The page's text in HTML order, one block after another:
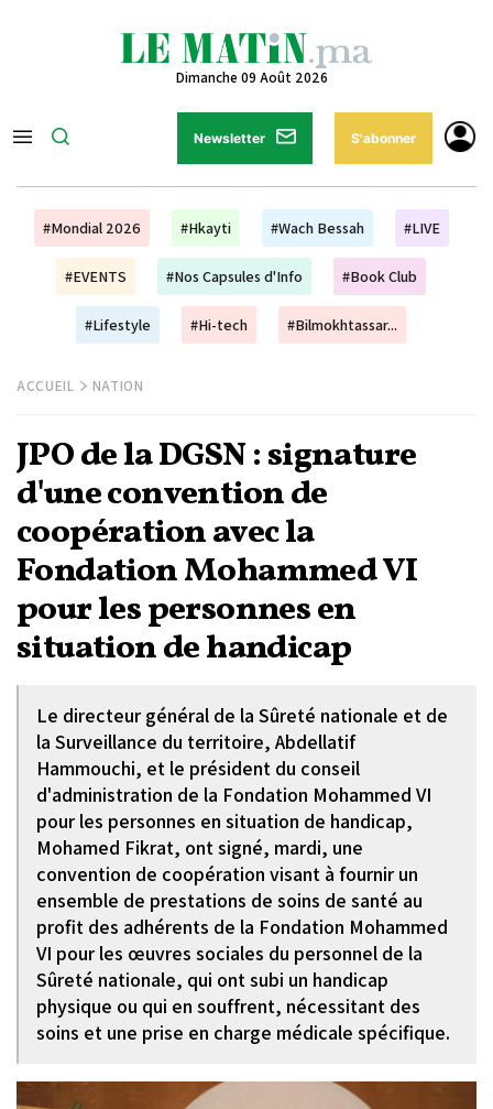
Dimanche 09 Août 2026
Newsletter S'abonner
#Mondial 2026 #Hkayti #Wach Bessah #LIVE
#EVENTS #Nos Capsules d'Info #Book Club
#Lifestyle #Hi-tech #Bilmokhtassar...
ACCUEIL NATION
JPO de la DGSN : signature
d'une convention de
coopération avec la
Fondation Mohammed VI
pour les personnes en
situation de handicap
Le directeur général de la Sûreté nationale et de
la Surveillance du territoire, Abdellatif
Hammouchi, et le président du conseil
d'administration de la Fondation Mohammed VI
pour les personnes en situation de handicap,
Mohamed Fikrat, ont signé, mardi, une
convention de coopération visant à fournir un
ensemble de prestations de soins de santé au
profit des adhérents de la Fondation Mohammed
VI pour les œuvres sociales du personnel de la
Sûreté nationale, qui ont subi un handicap
physique ou qui en souffrent, nécessitant des
soins et une prise en charge médicale spécifique.